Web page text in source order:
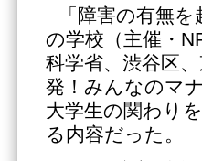
「障害の有無
の学校（主催・
科学省、渋谷区
発！みんなのマ
大学生の関わり
る内容だった。